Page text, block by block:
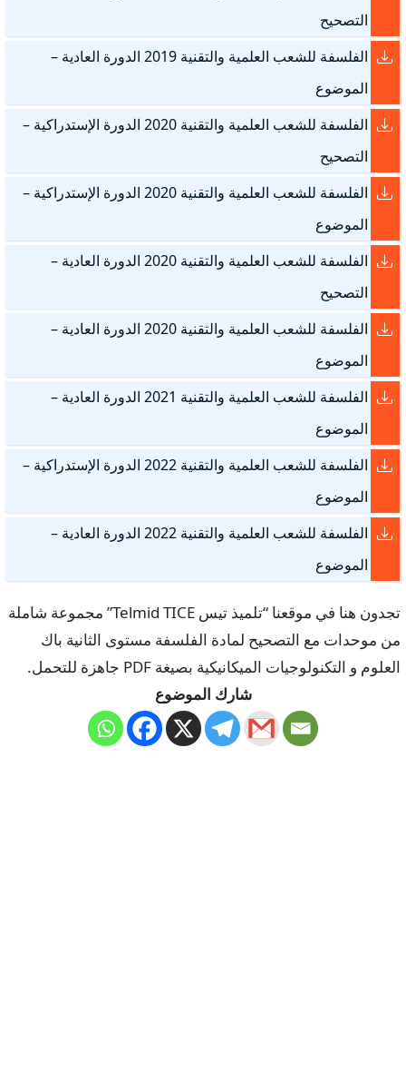
التصحيح
الفلسفة للشعب العلمية والتقنية 2019 الدورة العادية –
الموضوع
الفلسفة للشعب العلمية والتقنية 2020 الدورة الإستدراكية –
التصحيح
الفلسفة للشعب العلمية والتقنية 2020 الدورة الإستدراكية –
الموضوع
الفلسفة للشعب العلمية والتقنية 2020 الدورة العادية –
التصحيح
الفلسفة للشعب العلمية والتقنية 2020 الدورة العادية –
الموضوع
الفلسفة للشعب العلمية والتقنية 2021 الدورة العادية –
الموضوع
الفلسفة للشعب العلمية والتقنية 2022 الدورة الإستدراكية –
الموضوع
الفلسفة للشعب العلمية والتقنية 2022 الدورة العادية –
الموضوع
تجدون هنا في موقعنا “تلميذ تيس Telmid TICE” مجموعة شاملة
من موحدات مع التصحيح لمادة الفلسفة مستوى الثانية باك
العلوم و التكنولوجيات الميكانيكية بصيغة PDF جاهزة للتحمل.
شارك الموضوع